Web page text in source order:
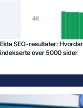
Ekte SEO-resultater:
indekserte over 5000 sider